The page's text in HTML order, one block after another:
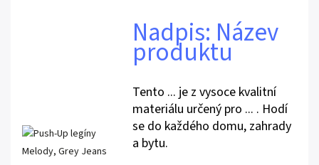
Nadpis: Název
produktu
Tento ... je z vysoce kvalitní
materiálu určený pro ... . Hodí
se do každého domu, zahrady
a bytu.